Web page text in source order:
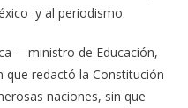
y al periodismo.
—ministro de Educación,
que redactó la Constitución
naciones, sin que